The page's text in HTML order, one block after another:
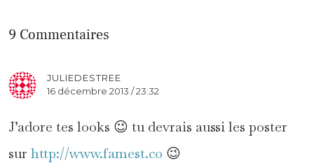
9 Commentaires
JULIEDESTREE
16 décembre 2013 / 23:32
J’adore tes looks 😉 tu devrais aussi les poster
sur http://www.famest.co 😉